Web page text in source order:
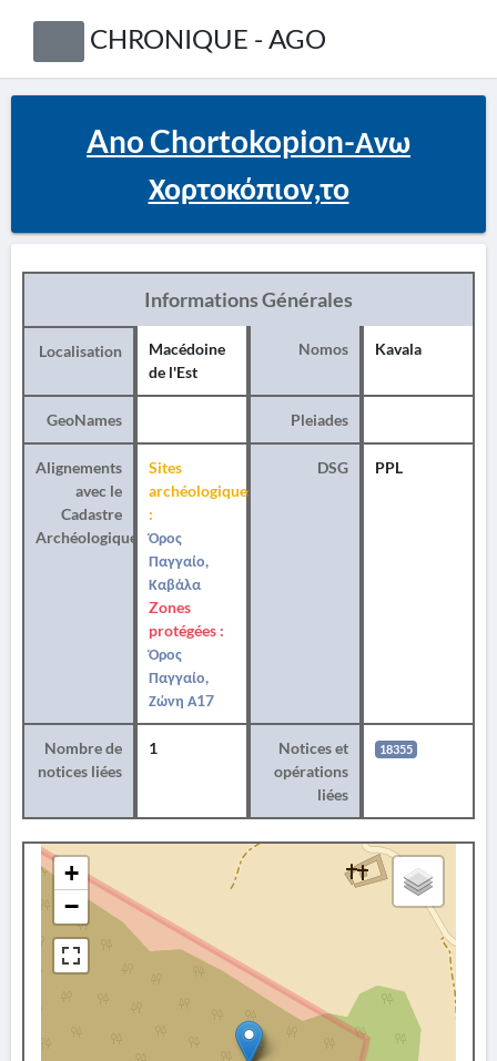
CHRONIQUE - AGO
Ano Chortokopion-Ανω
Χορτοκόπιον,το
Informations Générales
Localisation
Macédoine
de l'Est
Nomos Kavala
GeoNames Pleiades
Alignements
avec le
Cadastre
Archéologique
Sites
archéologiques
:
Όρος
Παγγαίο,
Καβάλα
Zones
protégées :
Όρος
Παγγαίο,
Ζώνη Α17
DSG PPL
Nombre de
notices liées
1
Notices et
opérations
liées
18355
+
−